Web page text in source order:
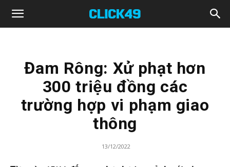
Click49
Đam Rông: Xử phạt hơn
300 triệu đồng các
trường hợp vi phạm giao
thông
13/12/2022